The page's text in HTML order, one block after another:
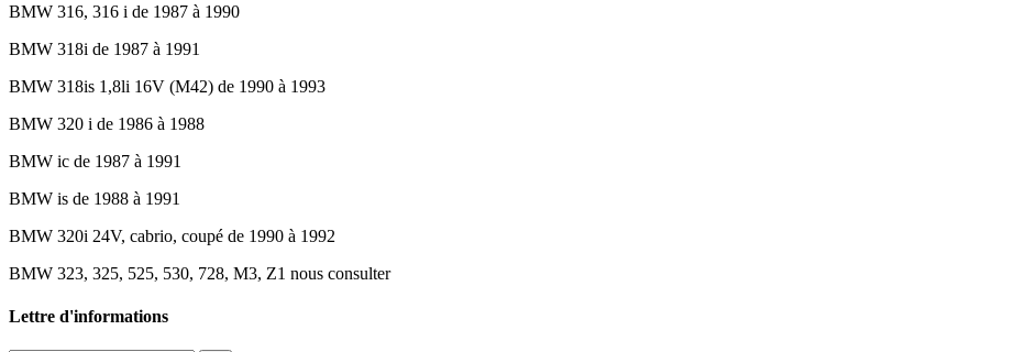
BMW 316, 316 i de 1987 à 1990
BMW 318i de 1987 à 1991
BMW 318is 1,8li 16V (M42) de 1990 à 1993
BMW 320 i de 1986 à 1988
BMW ic de 1987 à 1991
BMW is de 1988 à 1991
BMW 320i 24V, cabrio, coupé de 1990 à 1992
BMW 323, 325, 525, 530, 728, M3, Z1 nous consulter
Lettre d'informations